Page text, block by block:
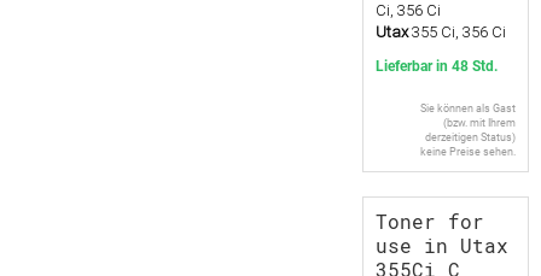
Ci, 356 Ci
Utax355 Ci, 356 Ci
Lieferbar in 48 Std.
Sie können als Gast
(bzw. mit Ihrem
derzeitigen Status)
keine Preise sehen.
Toner for
use in Utax
355Ci C